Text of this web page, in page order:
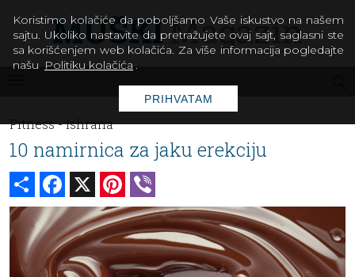
Fitness -Ishrana
10 namirnica za jaku erekciju
Share Facebook Pinterest
Koristimo kolačiće da poboljšamo Vaše iskustvo na našem
sajtu. Ukoliko nastavite da pretražujete ovaj sajt, saglasni ste
sa korišćenjem web kolačića. Za više informacija pogledajte
našu Politiku kolačića .
PRIHVATAM